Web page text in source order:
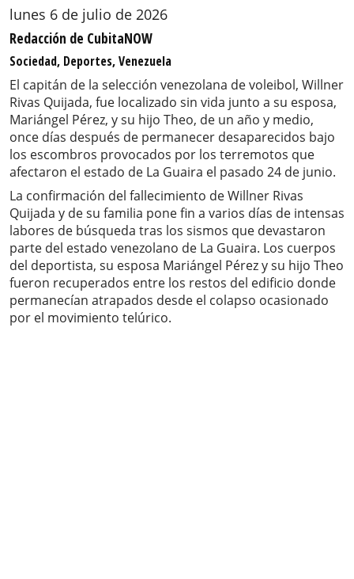
lunes 6 de julio de 2026
Redacción de CubitaNOW
Sociedad, Deportes, Venezuela
El capitán de la selección venezolana de voleibol, Willner
Rivas Quijada, fue localizado sin vida junto a su esposa,
Mariángel Pérez, y su hijo Theo, de un año y medio,
once días después de permanecer desaparecidos bajo
los escombros provocados por los terremotos que
afectaron el estado de La Guaira el pasado 24 de junio.
La confirmación del fallecimiento de Willner Rivas
Quijada y de su familia pone fin a varios días de intensas
labores de búsqueda tras los sismos que devastaron
parte del estado venezolano de La Guaira. Los cuerpos
del deportista, su esposa Mariángel Pérez y su hijo Theo
fueron recuperados entre los restos del edificio donde
permanecían atrapados desde el colapso ocasionado
por el movimiento telúrico.